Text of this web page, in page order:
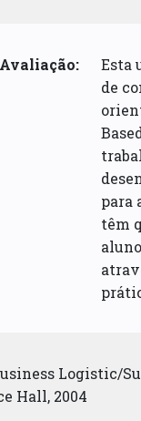
Esta
de
para
têm
Logistic/
Hall, 2004